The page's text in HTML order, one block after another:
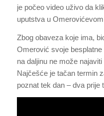
je počeo video uživo da
uputstva u
Zbog obaveza koje ima,
Omerović svoje
na daljinu ne može
Najčešće je tačan termin
poznat tek dan – dva prije